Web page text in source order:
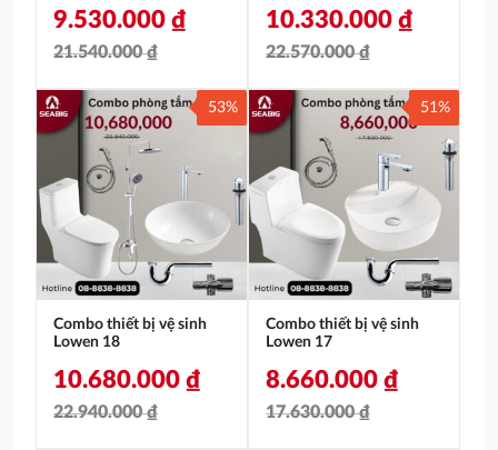
21.540.000₫
gốc
21.540.000 ₫.
9.530.000 ₫
hiện
là:
9.530.000 ₫.
22.570.000₫
gốc
22.570.000 ₫.
10.330.000 ₫
hiện
là:
10.330.000 ₫.
Combo thiết bị vệ sinh
Lowen 18
22.940.000₫
10.680.000 ₫
53%
Combo thiết bị vệ sinh
Lowen 17
17.630.000₫
8.660.000 ₫
51%